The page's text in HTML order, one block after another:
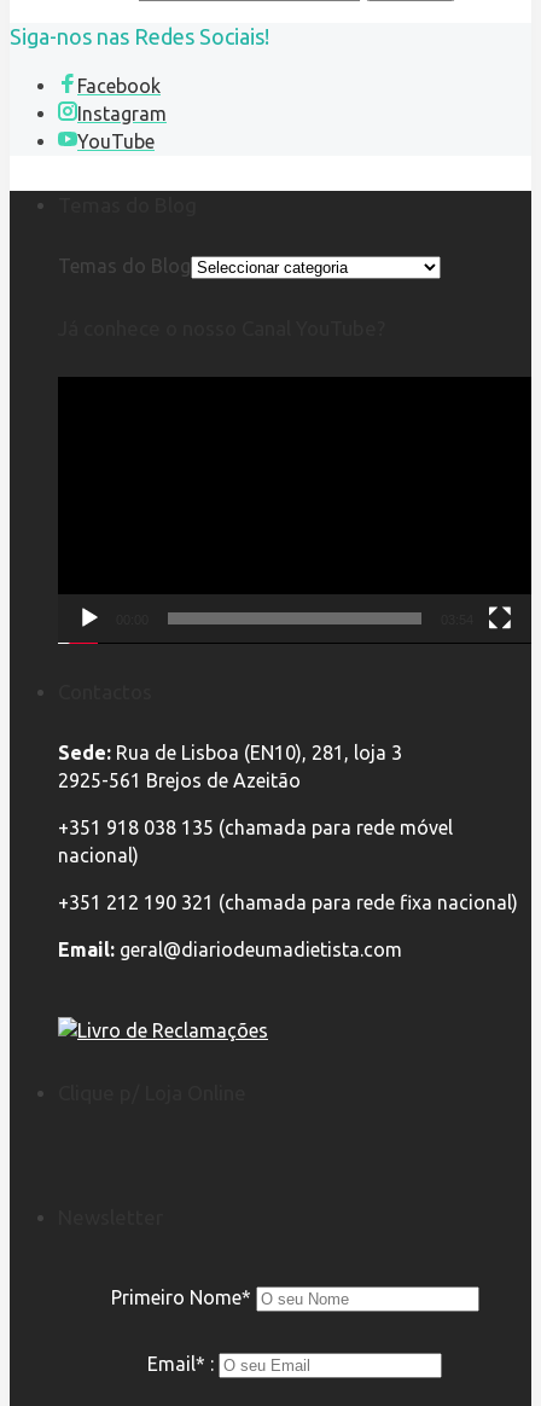
Siga-nos nas Redes Sociais!
Facebook
Instagram
YouTube
Temas do Blog
Sede: Rua de Lisboa (EN10), 281, loja 3
2925-561 Brejos de Azeitão
+351 918 038 135 (chamada para rede móvel
nacional)
+351 212 190 321 (chamada para rede fixa nacional)
Email: geral@diariodeumadietista.com
Primeiro Nome*
Email* :